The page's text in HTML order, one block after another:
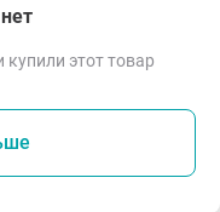
этот товар